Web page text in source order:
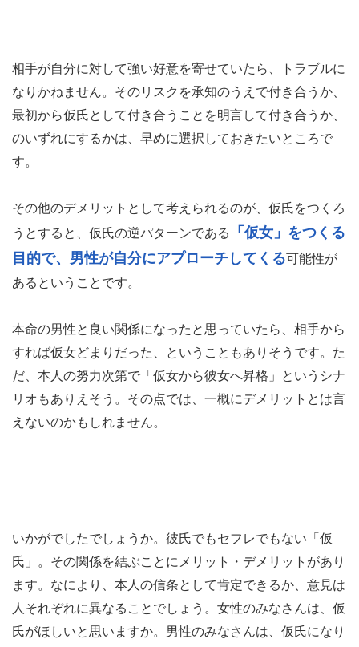
相手が自分に対して強い好意を寄せていたら、トラブルに
なりかねません。そのリスクを承知のうえで付き合うか、
最初から仮氏として付き合うことを明言して付き合うか、
のいずれにするかは、早めに選択しておきたいところで
す。
その他のデメリットとして考えられるのが、仮氏をつくろ
うとすると、仮氏の逆パターンである
「仮女」をつくる
目的で、男性が自分にアプローチしてくる可能性が
あるということです。
本命の男性と良い関係になったと思っていたら、相手から
すれば仮女どまりだった、ということもありそうです。た
だ、本人の努力次第で「仮女から彼女へ昇格」というシナ
リオもありえそう。その点では、一概にデメリットとは言
えないのかもしれません。
いかがでしたでしょうか。彼氏でもセフレでもない「仮
氏」。その関係を結ぶことにメリット・デメリットがあり
ます。なにより、本人の信条として肯定できるか、意見は
人それぞれに異なることでしょう。女性のみなさんは、仮
氏がほしいと思いますか。男性のみなさんは、仮氏になり